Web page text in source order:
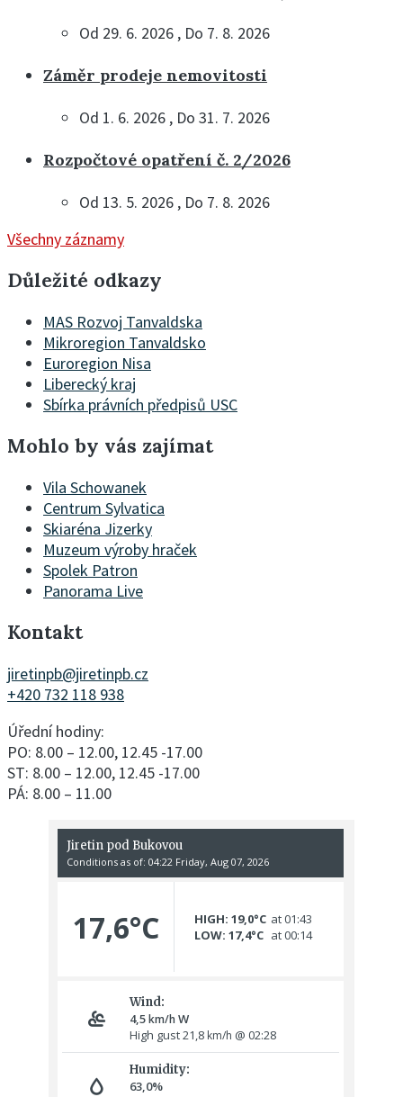
Od 29. 6. 2026 , Do 7. 8. 2026
Záměr prodeje nemovitosti
Od 1. 6. 2026 , Do 31. 7. 2026
Rozpočtové opatření č. 2/2026
Od 13. 5. 2026 , Do 7. 8. 2026
Všechny záznamy
Důležité odkazy
MAS Rozvoj Tanvaldska
Mikroregion Tanvaldsko
Euroregion Nisa
Liberecký kraj
Sbírka právních předpisů USC
Mohlo by vás zajímat
Vila Schowanek
Centrum Sylvatica
Skiaréna Jizerky
Muzeum výroby hraček
Spolek Patron
Panorama Live
Kontakt
jiretinpb@jiretinpb.cz
+420 732 118 938
Úřední hodiny:
PO: 8.00 – 12.00, 12.45 -17.00
ST: 8.00 – 12.00, 12.45 -17.00
PÁ: 8.00 – 11.00